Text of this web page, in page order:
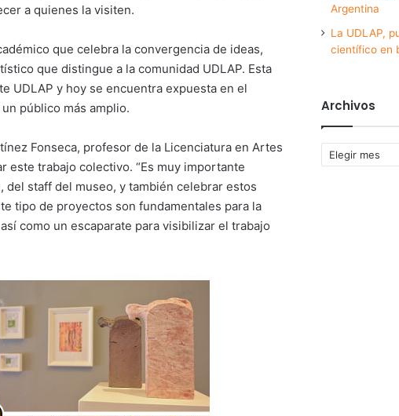
a quienes la visiten.
que celebra la convergencia de ideas,
que distingue a la comunidad UDLAP. Esta
UDLAP y hoy se encuentra expuesta en el
público más amplio.
Fonseca, profesor de la Licenciatura en Artes
este trabajo colectivo. “Es muy importante
staff del museo, y también celebrar estos
tipo de proyectos son fundamentales para la
como un escaparate para visibilizar el trabajo
Argentina
La UDLAP,
científico en
Archivos
Archivos